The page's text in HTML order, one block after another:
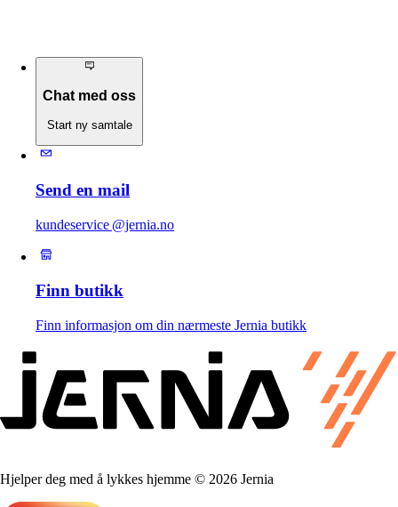
Chat med oss
Start ny samtale
Send en mail
kundeservice @jernia.no
Finn butikk
Finn informasjon om din nærmeste Jernia butikk
Hjelper deg med å lykkes hjemme © 2026 Jernia